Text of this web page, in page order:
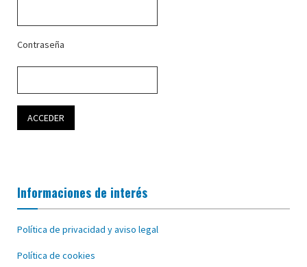
Contraseña
Informaciones de interés
Política de privacidad y aviso legal
Política de cookies